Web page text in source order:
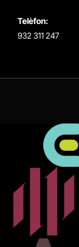
Telèfon:
932 311 247